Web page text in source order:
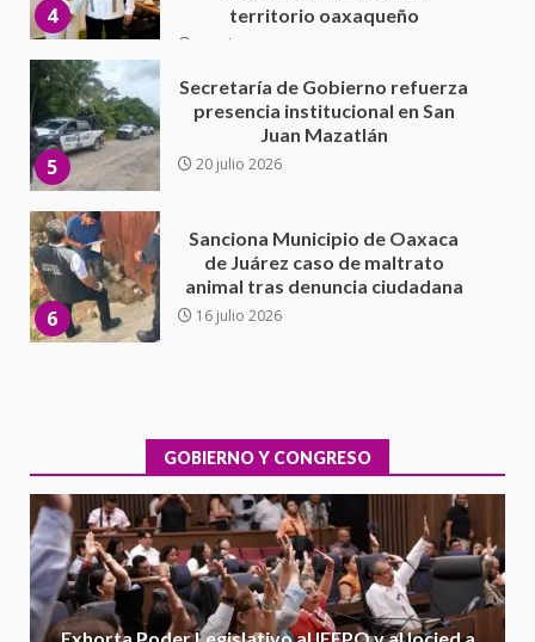
5 20 julio 2026
6
Sanciona Municipio de Oaxaca
de Juárez caso de maltrato
animal tras denuncia ciudadana
16 julio 2026
7
Detienen a Ernesto Ruffo en Baja
California; FGR lo investiga por
presuntos delitos de
delincuencia organizada y
contrabando
1
Xanica: Jesús Romero
2
Exhorta Poder Legislativo al
IEEPO y al Iocied a realizar una
evaluación técnica y estructural
integral de las instalaciones de la
Escuela Secundaria General
GOBIERNO Y CONGRESO
Exhorta Poder Legislativo al IEEPO y al Iocied a